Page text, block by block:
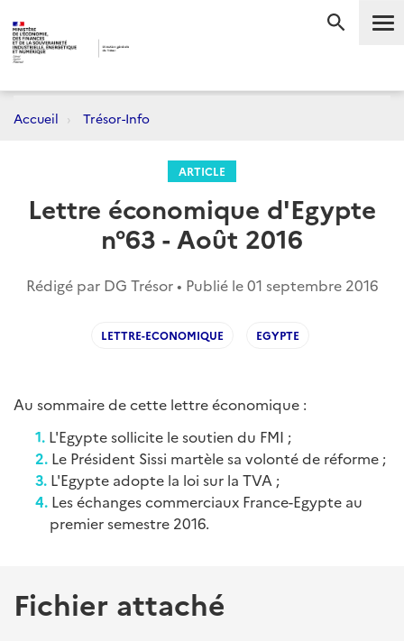
Accueil Trésor-Info
ARTICLE
Lettre économique d'Egypte
n°63 - Août 2016
Rédigé par DG Trésor • Publié le01 septembre 2016
LETTRE-ECONOMIQUE EGYPTE
Au sommaire de cette lettre économique :
L'Egypte sollicite le soutien du FMI ;
Le Président Sissi martèle sa volonté de réforme ;
L'Egypte adopte la loi sur la TVA ;
Les échanges commerciaux France-Egypte au
premier semestre 2016.
Fichier attaché